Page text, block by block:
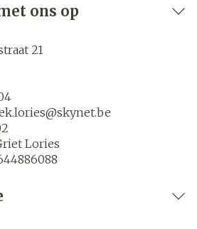
ons op
21
skynet.be
Lories